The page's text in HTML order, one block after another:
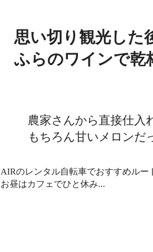
思い切り観光した
ふらのワインで乾
農家さんから直接仕入
もちろん甘いメロンだ
AIRのレンタル自転車でおすすめルー
​お昼はカフェでひと休み...